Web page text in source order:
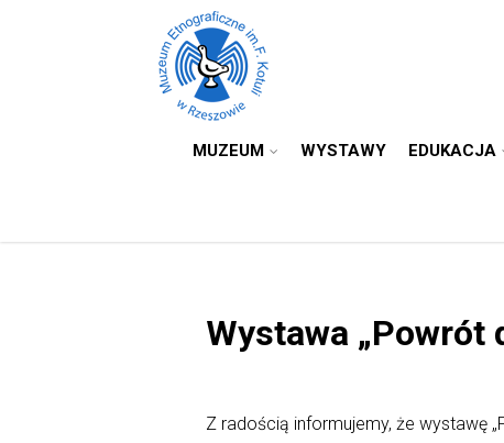
MUZEUM WYSTAWY EDUKACJA
Wystawa „Powrót
Z radością informujemy, że wystawę